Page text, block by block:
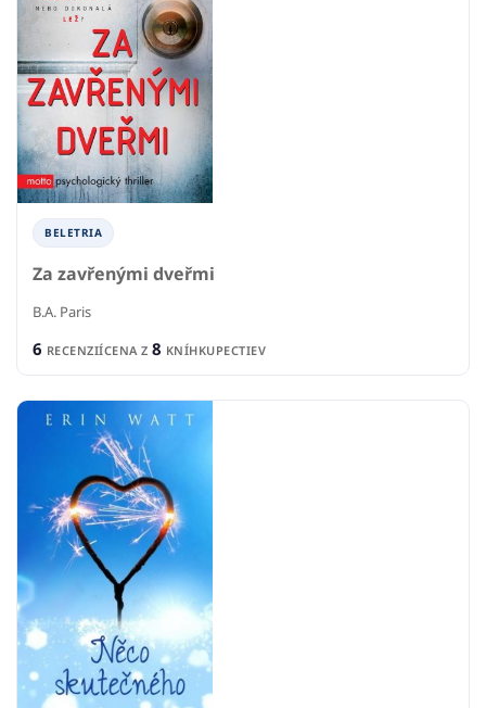
BELETRIA
Za zavřenými dveřmi
B.A. Paris
6 RECENZIÍCENA Z 8 KNÍHKUPECTIEV